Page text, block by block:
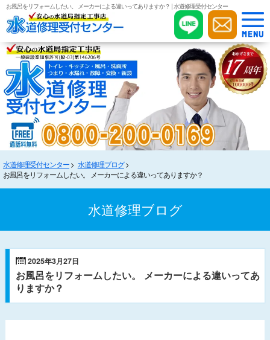
お風呂をリフォームしたい。 メーカーによる違いってありますか？ | 水道修理受付センター
水道修理受付センター
水道修理ブログ
お風呂をリフォームしたい。 メーカーによる違いってありますか？
水道修理ブログ
2025年3月27日
お風呂をリフォームしたい。 メーカーによる違いってあ
りますか？